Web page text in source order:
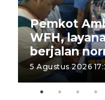
Pemkot
WFH,
berjalan
5 Agustus 2026